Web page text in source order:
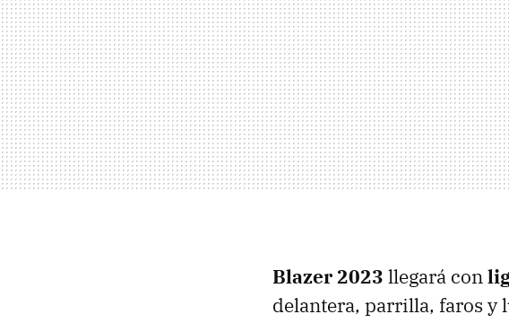
Blazer 2023 llegará con
delantera, parrilla, faros y